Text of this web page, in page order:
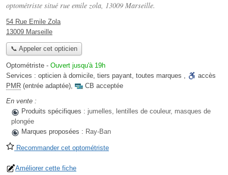
optométriste situé rue emile zola, 13009 Marseille.
54 Rue Emile Zola
13009 Marseille
📞 Appeler cet opticien
Optométriste - Ouvert jusqu'à 19h
Services : opticien à domicile, tiers payant, toutes marques ,
accès
PMR (entrée adaptée),
CB acceptée
En vente :
Produits spécifiques : jumelles, lentilles de couleur, masques de
plongée
Marques proposées : Ray-Ban
Recommander cet optométriste
Améliorer cette fiche